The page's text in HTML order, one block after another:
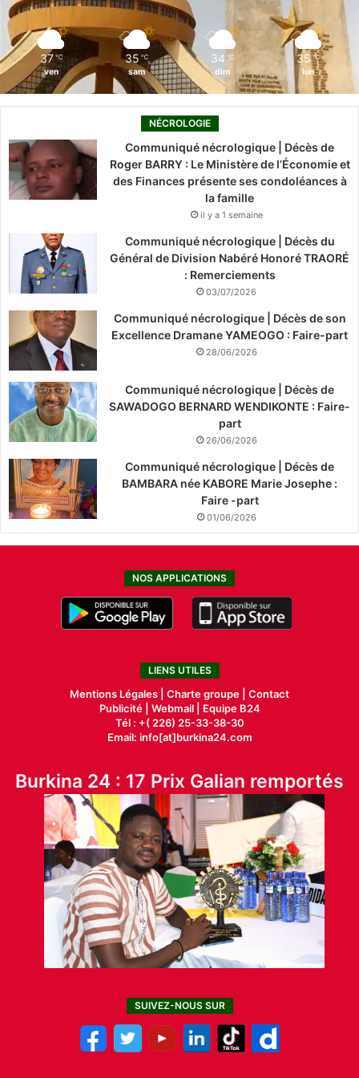
k
n
37 ℃
ven
35 ℃
sam
34 ℃
dim
35 ℃
lun
NÉCROLOGIE
Communiqué nécrologique | Décès de
Roger BARRY : Le Ministère de l’Économie et
des Finances présente ses condoléances à
la famille
il y a 1 semaine
Communiqué nécrologique | Décès du
Général de Division Nabéré Honoré TRAORÉ
: Remerciements
03/07/2026
Communiqué nécrologique | Décès de son
Excellence Dramane YAMEOGO : Faire-part
28/06/2026
Communiqué nécrologique | Décès de
SAWADOGO BERNARD WENDIKONTE : Faire-
part
26/06/2026
Communiqué nécrologique | Décès de
BAMBARA née KABORE Marie Josephe :
Faire -part
01/06/2026
NOS APPLICATIONS
LIENS UTILES
Mentions Légales | Charte groupe | Contact
Publicité| Webmail |
Equipe B24
Tél : +( 226) 25-33-38-30
Email: info[at]burkina24.com
Burkina 24 : 17 Prix Galian remportés
SUIVEZ-NOUS SUR